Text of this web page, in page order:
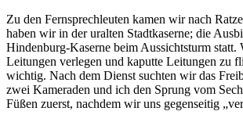
Zu den Fernsprechleuten kamen wir nach
haben wir in der uralten Stadtkaserne; die
Hindenburg-Kaserne beim Aussichtsturm statt.
Leitungen verlegen und kaputte Leitungen zu
wichtig. Nach dem Dienst suchten wir das
zwei Kameraden und ich den Sprung vom
Füßen zuerst, nachdem wir uns gegenseitig